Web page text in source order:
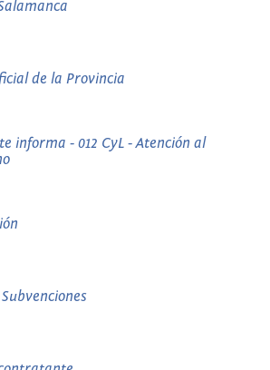
de la Provincia
informa - 012 CyL - Atención al